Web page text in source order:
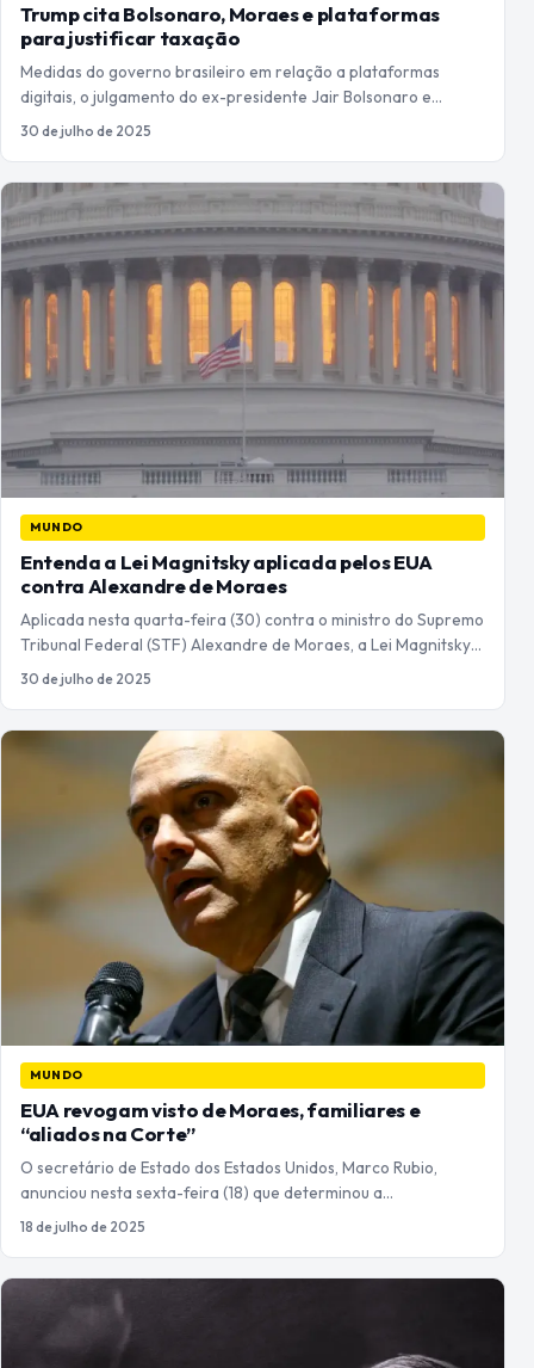
Trump cita Bolsonaro, Moraes e plataformas
para justificar taxação
Medidas do governo brasileiro em relação a plataformas
digitais, o julgamento do ex-presidente Jair Bolsonaro e…
30 de julho de 2025
MUNDO
Entenda a Lei Magnitsky aplicada pelos EUA
contra Alexandre de Moraes
Aplicada nesta quarta-feira (30) contra o ministro do Supremo
Tribunal Federal (STF) Alexandre de Moraes, a Lei Magnitsky…
30 de julho de 2025
MUNDO
EUA revogam visto de Moraes, familiares e
“aliados na Corte”
O secretário de Estado dos Estados Unidos, Marco Rubio,
anunciou nesta sexta-feira (18) que determinou a…
18 de julho de 2025